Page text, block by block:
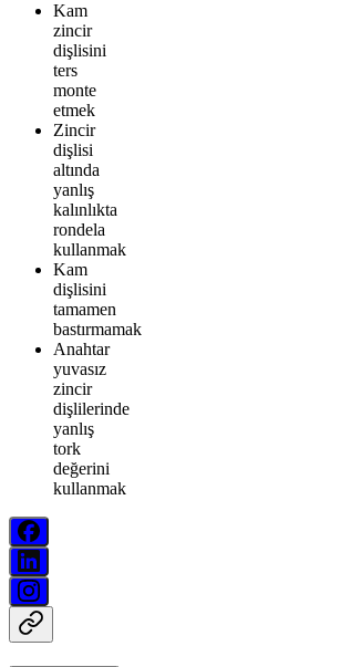
Kam
zincir
dişlisini
ters
monte
etmek
Zincir
dişlisi
altında
yanlış
kalınlıkta
rondela
kullanmak
Kam
dişlisini
tamamen
bastırmamak
Anahtar
yuvasız
zincir
dişlilerinde
yanlış
tork
değerini
kullanmak